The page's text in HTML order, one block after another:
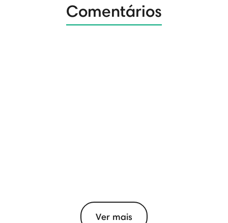
Comentários
Ver mais